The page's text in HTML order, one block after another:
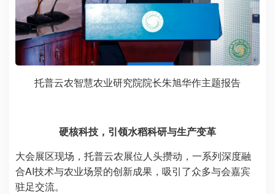
托普云农智慧农业研究院院长朱旭华作主题报告
硬核科技，引领水稻科研与生产变革
大会展区现场，托普云农展位人头攒动，一系列深度融
合AI技术与农业场景的创新成果，吸引了众多与会嘉宾
驻足交流。